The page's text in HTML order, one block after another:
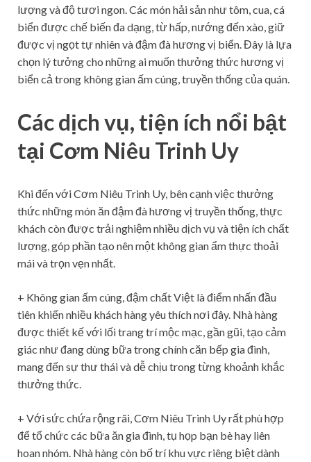
lượng và độ tươi ngon. Các món hải sản như tôm, cua, cá
biển được chế biến đa dạng, từ hấp, nướng đến xào, giữ
được vị ngọt tự nhiên và đậm đà hương vị biển. Đây là lựa
chọn lý tưởng cho những ai muốn thưởng thức hương vị
biển cả trong không gian ấm cúng, truyền thống của quán.
Các dịch vụ, tiện ích nổi bật
tại Cơm Niêu Trinh Uy
Khi đến với Cơm Niêu Trinh Uy, bên cạnh việc thưởng
thức những món ăn đậm đà hương vị truyền thống, thực
khách còn được trải nghiệm nhiều dịch vụ và tiện ích chất
lượng, góp phần tạo nên một không gian ẩm thực thoải
mái và trọn vẹn nhất.
+ Không gian ấm cúng, đậm chất Việt là điểm nhấn đầu
tiên khiến nhiều khách hàng yêu thích nơi đây. Nhà hàng
được thiết kế với lối trang trí mộc mạc, gần gũi, tạo cảm
giác như đang dùng bữa trong chính căn bếp gia đình,
mang đến sự thư thái và dễ chịu trong từng khoảnh khắc
thưởng thức.
+ Với sức chứa rộng rãi, Cơm Niêu Trinh Uy rất phù hợp
để tổ chức các bữa ăn gia đình, tụ họp bạn bè hay liên
hoan nhóm. Nhà hàng còn bố trí khu vực riêng biệt dành